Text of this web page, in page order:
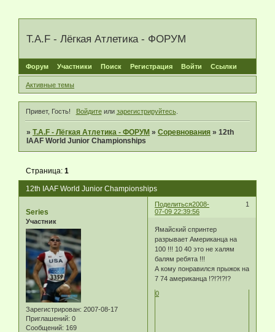
T.A.F - Лёгкая Атлетика - ФОРУМ
Форум Участники Поиск Регистрация Войти Ссылки
Активные темы
Привет, Гость! Войдитеили зарегистрируйтесь.
»T.A.F - Лёгкая Атлетика - ФОРУМ »Соревнования »12th
IAAF World Junior Championships
12th IAAF World Junior Championships
Страница:1
Поделиться 1
2008-
07-09 22:39:56
Series
Участник
Зарегистрирован: 2007-08-17
Приглашений: 0
Сообщений: 169
Ямайский спринтер
разрывает Американца на
100 !!! 10 40 это не халям
балям ребята !!!
А кому понравился прыжок на
7 74 американца !?!?!?!?
0